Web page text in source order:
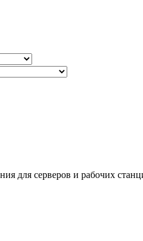
для серверов и рабочих